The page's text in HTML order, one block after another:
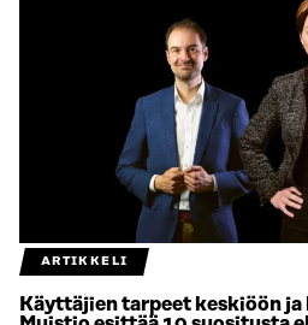
ARTIKKELI
Käyttäjien tarpeet keskiöön